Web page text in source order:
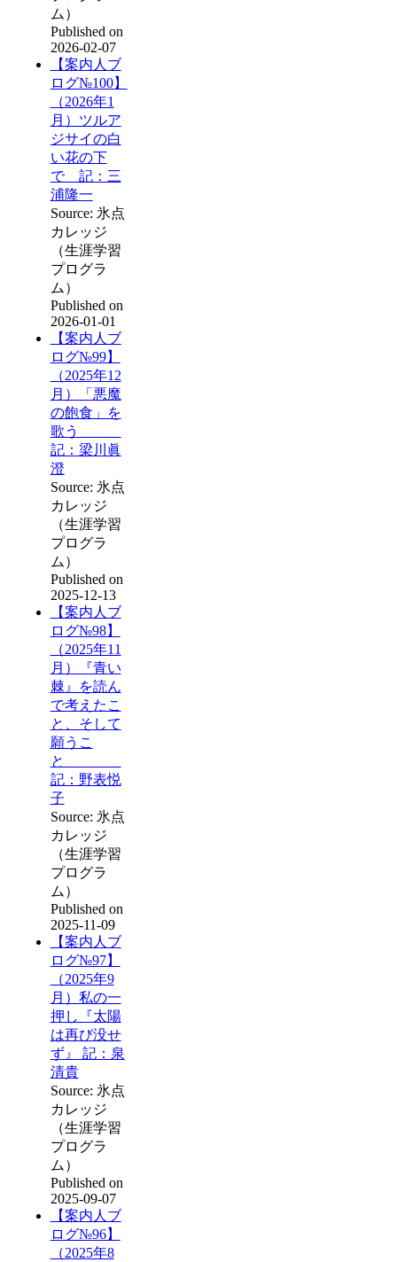
ム）
Published on
2026-02-07
【案内人ブ
ログ№100】
（2026年1
月）ツルア
ジサイの白
い花の下
で 記：三
浦隆一
Source: 氷点
カレッジ
（生涯学習
プログラ
ム）
Published on
2026-01-01
【案内人ブ
ログ№99】
（2025年12
月）「悪魔
の飽食」を
歌う
記：梁川眞
澄
Source: 氷点
カレッジ
（生涯学習
プログラ
ム）
Published on
2025-12-13
【案内人ブ
ログ№98】
（2025年11
月）『青い
棘』を読ん
で考えたこ
と、そして
願うこ
と
記：野表悦
子
Source: 氷点
カレッジ
（生涯学習
プログラ
ム）
Published on
2025-11-09
【案内人ブ
ログ№97】
（2025年9
月）私の一
押し『太陽
は再び没せ
ず』 記：泉
清貴
Source: 氷点
カレッジ
（生涯学習
プログラ
ム）
Published on
2025-09-07
【案内人ブ
ログ№96】
（2025年8